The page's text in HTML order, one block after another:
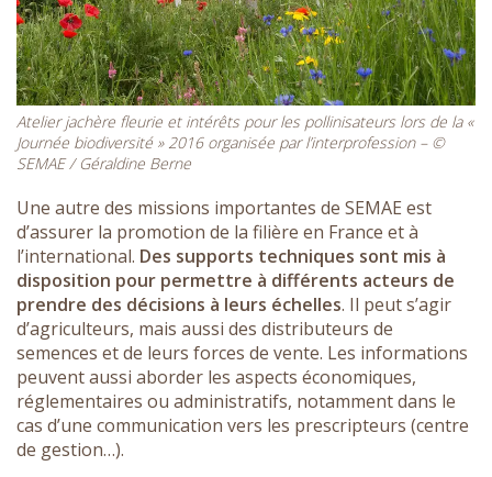
Atelier jachère fleurie et intérêts pour les pollinisateurs lors de la «
Journée biodiversité » 2016 organisée par l’interprofession – ©
SEMAE / Géraldine Berne
Une autre des missions importantes de SEMAE est
d’assurer la promotion de la filière en France et à
l’international. Des supports techniques sont mis à
disposition pour permettre à différents acteurs de
prendre des décisions à leurs échelles. Il peut s’agir
d’agriculteurs, mais aussi des distributeurs de
semences et de leurs forces de vente. Les informations
peuvent aussi aborder les aspects économiques,
réglementaires ou administratifs, notamment dans le
cas d’une communication vers les prescripteurs (centre
de gestion…).